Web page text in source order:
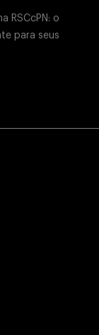
RSCcPN: o
para seus